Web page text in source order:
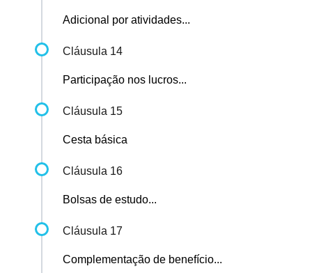
Adicional por atividades...
Cláusula 14
Participação nos lucros...
Cláusula 15
Cesta básica
Cláusula 16
Bolsas de estudo...
Cláusula 17
Complementação de benefício...